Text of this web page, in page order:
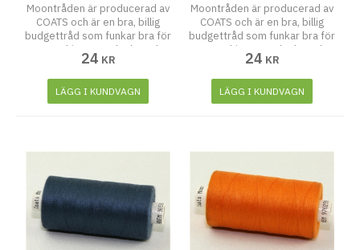
Moontråden är producerad av
COATS och är en bra, billig
budgettråd som funkar bra för
symaskiner, overlocks och
även att sy för hand.
24 KR
LÄGG I KUNDVAGN
Moontråden är producerad av
COATS och är en bra, billig
budgettråd som funkar bra för
symaskiner, overlocks och
även att sy för hand.
24 KR
LÄGG I KUNDVAGN